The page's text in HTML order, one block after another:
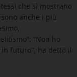
che si mostrano
anche i più
“Non ho
futuro”, ha detto il